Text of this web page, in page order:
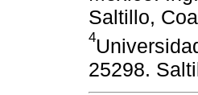
Saltillo,
4
25298.